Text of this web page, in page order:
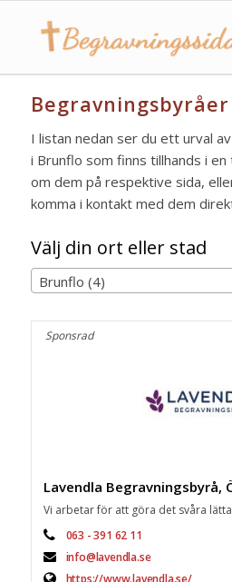
I listan nedan ser du ett urval
i Brunflo som finns tillhands i
om dem på respektive sida,
komma i kontakt med dem
Välj din ort eller stad
Brunflo (4)
Sponsrad
Lavendla Begravningsbyrå,
Vi arbetar för att göra det svåra
063 - 391 62 11
info@lavendla.se
https://www.lavendla.se/